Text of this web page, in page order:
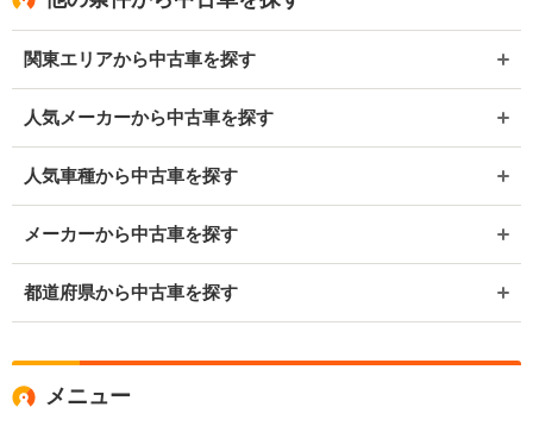
関東エリアから中古車を探す
人気メーカーから中古車を探す
人気車種から中古車を探す
メーカーから中古車を探す
都道府県から中古車を探す
メニュー